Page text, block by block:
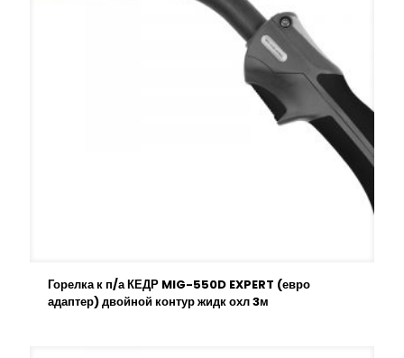
Горелка к п/а КЕДР MIG-550D EXPERT (евро
адаптер) двойной контур жидк охл 3м